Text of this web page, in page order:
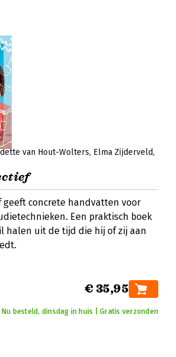
van Hout-Wolters Elma Zijderveld
geeft concrete handvatten voor
Een praktisch boek
halen uit de tijd die hij of zij aan
€ 35,95
Nu besteld, dinsdag in huis | Gratis verzonden